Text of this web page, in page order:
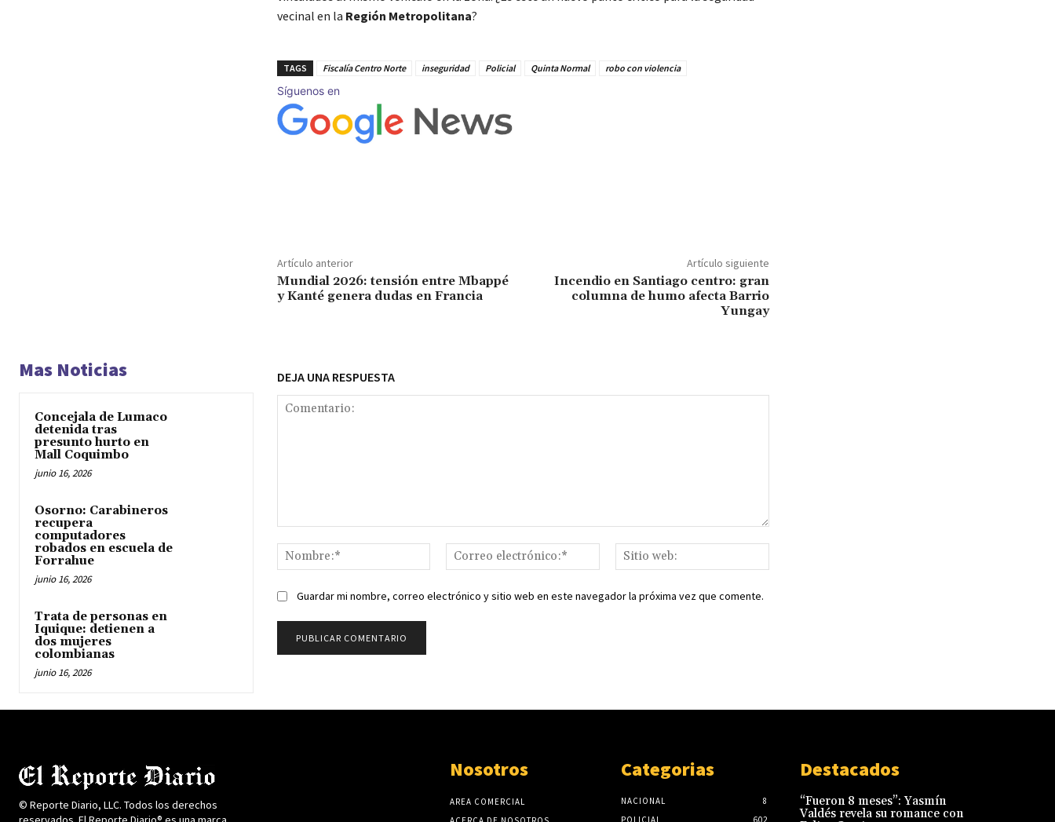
vecinal en la Región Metropolitana?
TAGS Fiscalía Centro Norte inseguridad Policial Quinta Normal robo con violencia
Síguenos en
Artículo anterior
Mundial 2026: tensión entre Mbappé
y Kanté genera dudas en Francia
Artículo siguiente
Incendio en Santiago centro: gran
columna de humo afecta Barrio
Yungay
Mas Noticias
Concejala de Lumaco
detenida tras
presunto hurto en
Mall Coquimbo
junio 16, 2026
Osorno: Carabineros
recupera
computadores
robados en escuela de
Forrahue
junio 16, 2026
Trata de personas en
Iquique: detienen a
dos mujeres
colombianas
junio 16, 2026
DEJA UNA RESPUESTA
Nombre:*
Correo
electrónico:*
web:
Guardar mi nombre, correo electrónico y sitio web en este navegador la próxima vez que comente.
© Reporte Diario, LLC. Todos los derechos
Nosotros
AREA COMERCIAL
Categorias
NACIONAL
8
POLICIAL
602
Destacados
“Fueron 8 meses”: Yasmín
Valdés revela su romance con